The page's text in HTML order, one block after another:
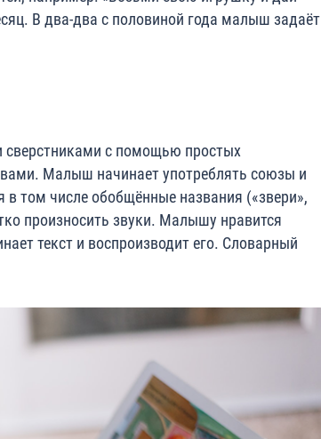
В два-два с половиной года малыш задаёт
сверстниками с помощью простых
Малыш начинает употреблять союзы и
в том числе обобщённые названия («звери»,
произносить звуки. Малышу нравится
текст и воспроизводит его. Словарный